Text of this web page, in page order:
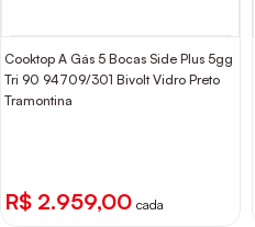
Cooktop A Gás 5 Bocas Side Plus 5gg
Tri 90 94709/301 Bivolt Vidro Preto
Tramontina
R$ 2.959,00 cada